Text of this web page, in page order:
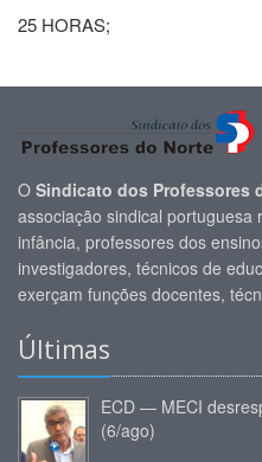
25 HORAS;
O Sindicato dos Professores
associação sindical
infância, professores dos
investigadores, técnicos de
exerçam funções docentes,
Últimas
ECD — MECI
(6/ago)